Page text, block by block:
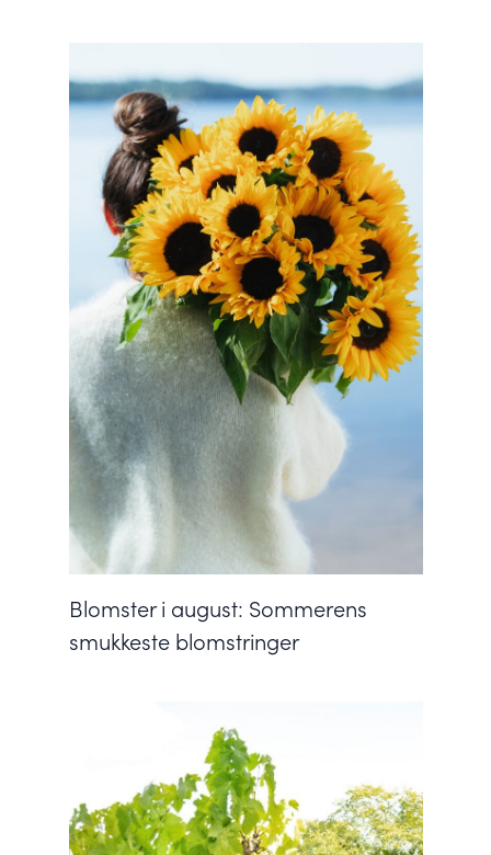
Blomster i august: Sommerens
smukkeste blomstringer